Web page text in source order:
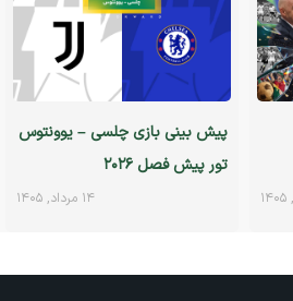
پیش بینی بازی چلسی – یوونتوس
تور پیش فصل ۲۰۲۶
۱۴ مرداد, ۱۴۰۵